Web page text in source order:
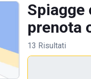
Spiagge
prenota
13 Risultati